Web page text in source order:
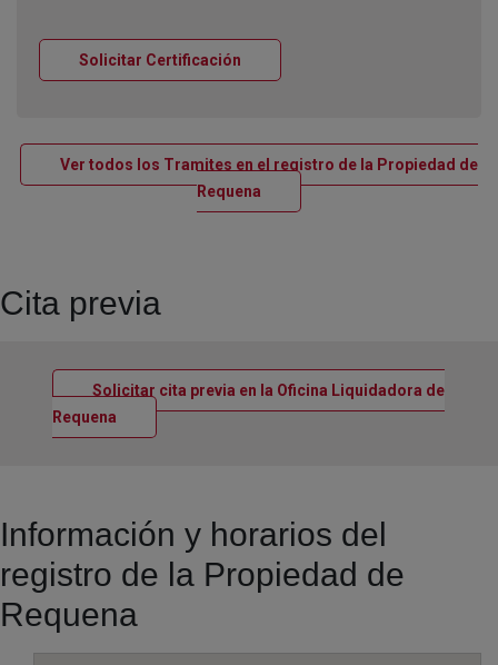
Solicitar Certificación
Ver todos los Tramites en el registro de la Propiedad de
Requena Ventana nueva
Cita previa
Solicitar cita previa en la Oficina Liquidadora de
Requena Ventana nueva
Información y horarios del
registro de la Propiedad de
Requena